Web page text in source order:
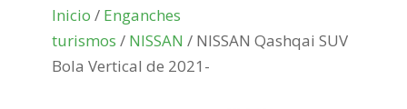
Inicio / Enganches
turismos / NISSAN / NISSAN Qashqai SUV
Bola Vertical de 2021-